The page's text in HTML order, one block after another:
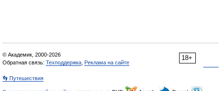
18+
© Академик, 2000-2026
Обратная связь: Техподдержка Реклама на сайте
👣 Путешествия